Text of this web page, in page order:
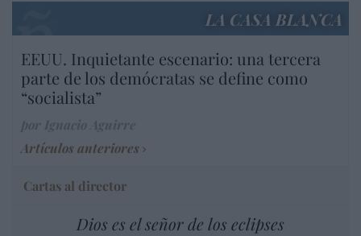
LA CASA BLANCA
EEUU. Inquietante escenario: una tercera
parte de los demócratas se define como
“socialista”
Artículos anteriores
Cartas al director
Dios es el señor de los eclipses